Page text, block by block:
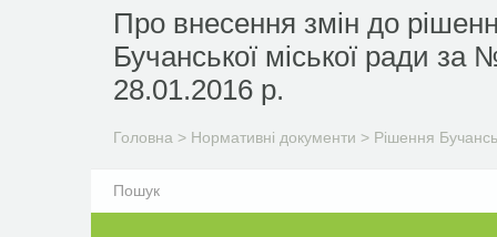
Про внесення змін до
Бучанської міської ради за
28.01.2016 р.
Головна > Нормативні документи > Рішення